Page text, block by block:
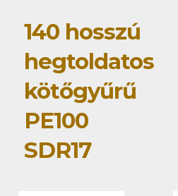
140 hosszú
hegtoldatos
kötőgyűrű
PE100
SDR17